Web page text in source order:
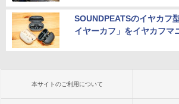
SOUNDPEATSのイヤカフ
イヤーカフ」をイヤカフマ
本サイトのご利用について